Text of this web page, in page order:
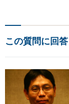
この質問に回